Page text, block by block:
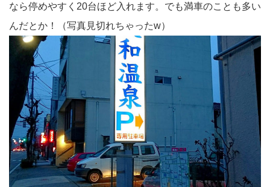
なら停めやすく20台ほど入れます。でも満車のことも多い
んだとか！（写真見切れちゃったw）